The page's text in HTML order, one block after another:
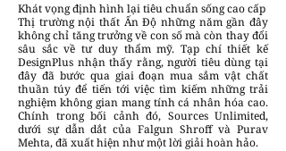
Khát vọng định hình lại tiêu chuẩn sống cao cấp
Thị trường nội thất Ấn Độ những năm gần đây
không chỉ tăng trưởng về con số mà còn thay đổi
sâu sắc về tư duy thẩm mỹ. Tạp chí thiết kế
DesignPlus nhận thấy rằng, người tiêu dùng tại
đây đã bước qua giai đoạn mua sắm vật chất
thuần túy để tiến tới việc tìm kiếm những trải
nghiệm không gian mang tính cá nhân hóa cao.
Chính trong bối cảnh đó, Sources Unlimited,
dưới sự dẫn dắt của Falgun Shroff và Purav
Mehta, đã xuất hiện như một lời giải hoàn hảo.